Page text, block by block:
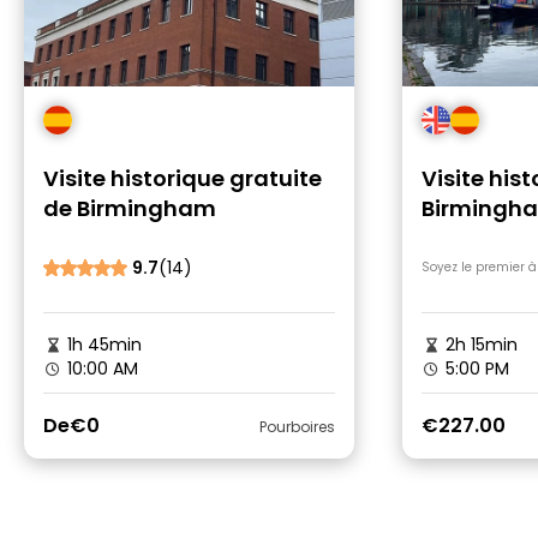
Visite historique gratuite
de Birmingham
9.7(14)
1h 45min
10:00 AM
De€0 Pourboires
Visite
Soyez le premier
2h 15min
5:00 PM
€227.00